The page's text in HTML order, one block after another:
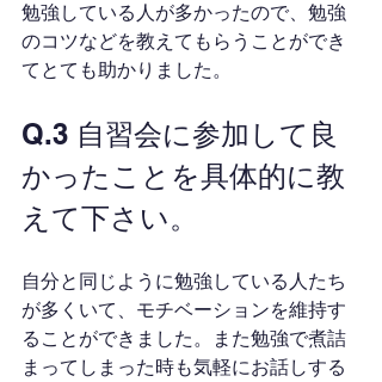
勉強している人が多かったので、勉強
のコツなどを教えてもらうことができ
てとても助かりました。
Q.3 自習会に参加して良
かったことを具体的に教
えて下さい。
自分と同じように勉強している人たち
が多くいて、モチベーションを維持す
ることができました。また勉強で煮詰
まってしまった時も気軽にお話しする